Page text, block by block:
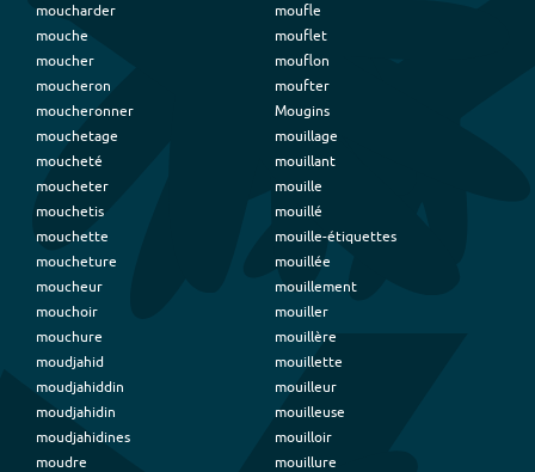
moucharder
mouche
moucher
moucheron
moucheronner
mouchetage
moucheté
moucheter
mouchetis
mouchette
moucheture
moucheur
mouchoir
mouchure
moudjahid
moudjahiddin
moudjahidin
moudjahidines
moudre
moufle
mouflet
mouflon
moufter
Mougins
mouillage
mouillant
mouille
mouillé
mouille-étiquettes
mouillée
mouillement
mouiller
mouillère
mouillette
mouilleur
mouilleuse
mouilloir
mouillure